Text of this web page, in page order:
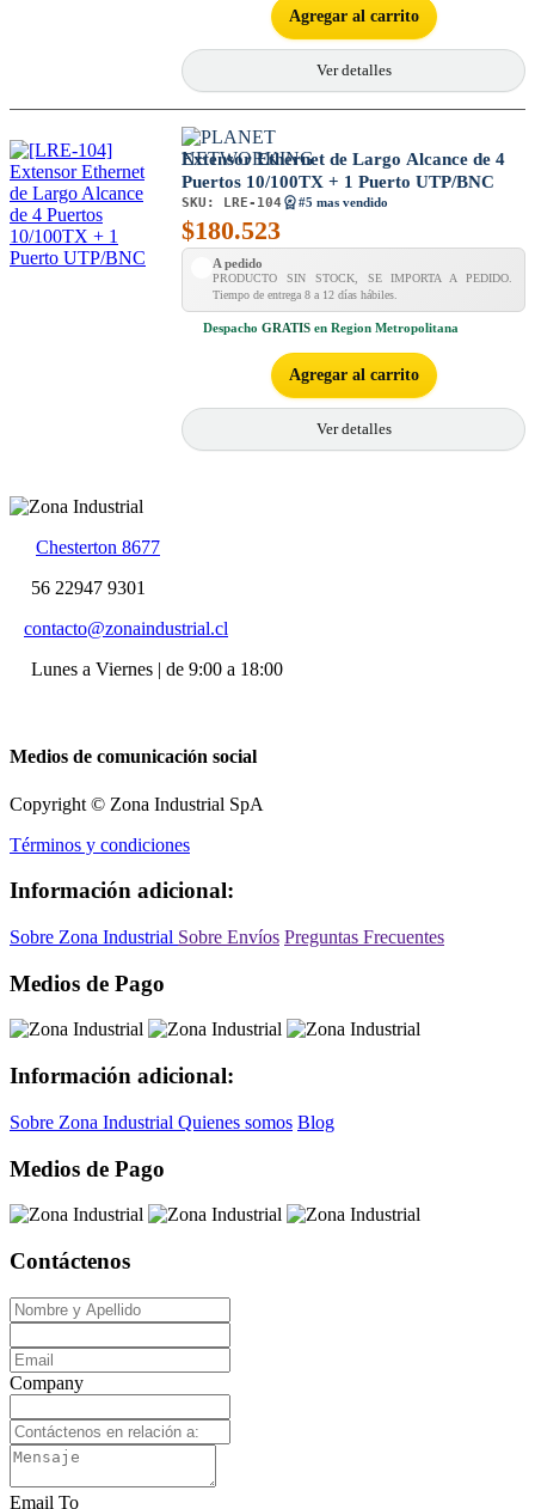
Agregar al carrito
Ver detalles
Extensor Ethernet de Largo Alcance de 4
Puertos 10/100TX + 1 Puerto UTP/BNC
SKU: LRE-104 #5 mas vendido
$180.523
A pedido
PRODUCTO SIN STOCK, SE IMPORTA A PEDIDO.
Tiempo de entrega 8 a 12 días hábiles.
Despacho GRATIS en Region Metropolitana
Agregar al carrito
Ver detalles
Chesterton 8677
56 22947 9301
contacto@zonaindustrial.cl
Lunes a Viernes | de 9:00 a 18:00
Medios de comunicación social
Copyright © Zona Industrial SpA
Términos y condiciones
Información adicional:
Sobre Zona Industrial Sobre Envíos Preguntas Frecuentes
Medios de Pago
Información adicional:
Sobre Zona Industrial Quienes somos Blog
Medios de Pago
Contáctenos
Company
Email To